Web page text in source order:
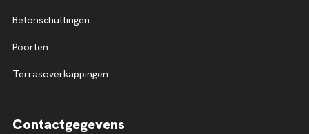
Betonschuttingen
Poorten
Terrasoverkappingen
Contactgegevens